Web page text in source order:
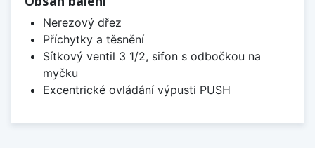
Nerezový dřez
Příchytky a těsnění
Sítkový ventil 3 1/2, sifon s odbočkou na
myčku
Excentrické ovládání výpusti PUSH